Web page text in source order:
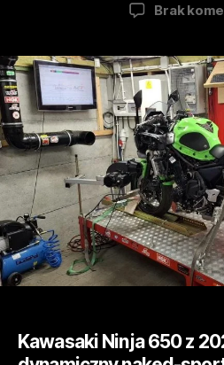
Brak
Kawasaki Ninja 650 z